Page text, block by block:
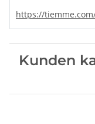
https://
Kunden